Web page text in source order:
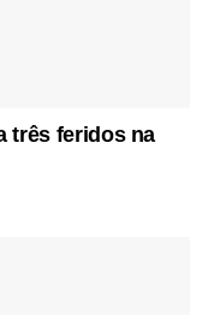
três feridos na